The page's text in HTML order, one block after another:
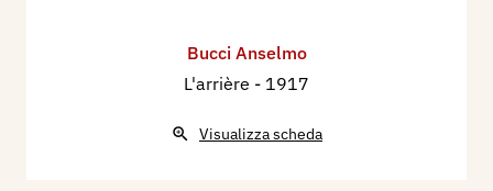
Bucci Anselmo
L'arrière - 1917
Visualizza scheda